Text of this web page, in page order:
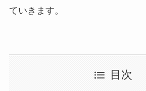
ていきます。
目次